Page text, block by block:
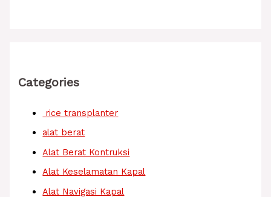
Categories
rice transplanter
alat berat
Alat Berat Kontruksi
Alat Keselamatan Kapal
Alat Navigasi Kapal